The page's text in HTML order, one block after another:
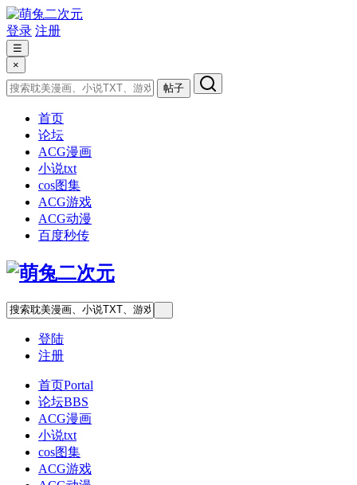
登录 注册
☰
×
帖子
首页
论坛
ACG漫画
小说txt
cos图集
ACG游戏
ACG动漫
百度秒传
登陆
注册
首页Portal
论坛BBS
ACG漫画
小说txt
cos图集
ACG游戏